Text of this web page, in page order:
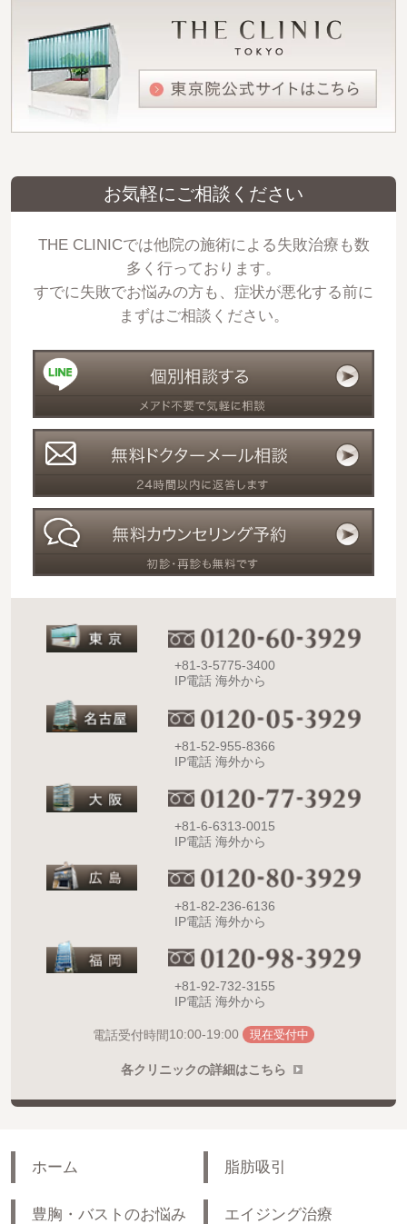
お気軽にご相談ください
THE CLINICでは他院の施術による失敗治療も数
多く行っております。
すでに失敗でお悩みの方も、症状が悪化する前に
まずはご相談ください。
+81-3-5775-3400
IP電話 海外から
+81-52-955-8366
IP電話 海外から
+81-6-6313-0015
IP電話 海外から
+81-82-236-6136
IP電話 海外から
+81-92-732-3155
IP電話 海外から
電話受付時間10:00-19:00 現在受付中
各クリニックの詳細はこちら
ホーム 脂肪吸引
豊胸・バストのお悩み エイジング治療